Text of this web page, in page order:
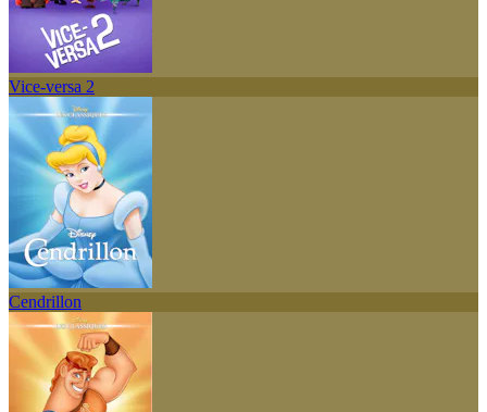
Vice-versa 2
Cendrillon